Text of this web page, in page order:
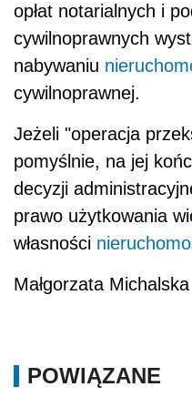
opłat notarialnych i
cywilnoprawnych
nabywaniu
cywilnoprawnej.
Jeżeli "operacja
pomyślnie, na jej
decyzji
prawo użytkowania
własności
Małgorzata Michalska
POWIĄZANE